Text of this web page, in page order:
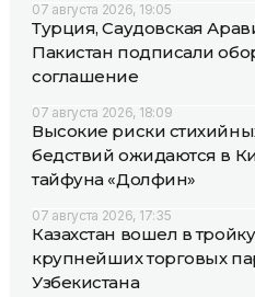
07 августа 2026, 19:05
Турция, Саудовская
Пакистан подписали
соглашение
07 августа 2026, 18:09
Высокие риски
бедствий ожидаются в
тайфуна «Долфин»
07 августа 2026, 17:35
Казахстан вошел в тройку
крупнейших торговых
Узбекистана